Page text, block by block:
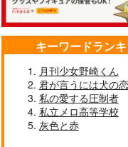
キーワードラン
月刊少女野崎くん
君が言うには犬の恋
私の愛する圧制者
私立メロ高等学校
灰色と赤